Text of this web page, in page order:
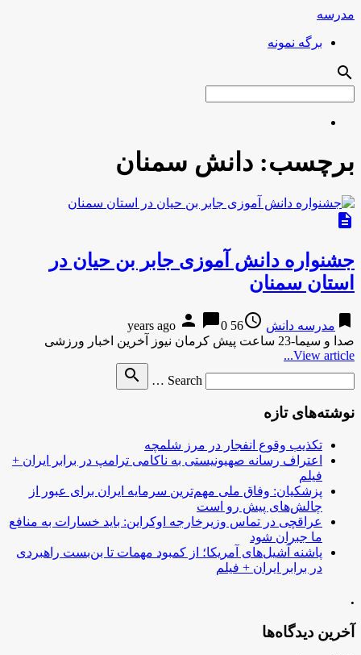
مدرسه
برگه نمونه
search
برچسب: دانش سمنان
description
جشنواره دانش آموزی جابر بن حیان در
استان سمنان
bookmark مدرسه دانش access_time
56 years ago
person chat_bubble0
صدا و سیما-23 ساعت پیش کرمان نیوز آخرین اخبار ورزشی
View article...
Search …
search
نوشته‌های تازه
تکذیب وقوع انفجار در مرز شلمچه
اعتراف رسانه صهیونیستی به ناکامی ترامپ در برابر ایران +
فیلم
پزشکیان: وفاق ملی مهم‌ترین سرمایه ایران برای عبور از
چالش‌های پیش رو است
عراقچی در تماس وزیرخارجه اوکراین: باید خسارات به منافع
ما جبران شود
پاشنه آشیل‌های آمریکا؛ از کمبود مهمات تا بن‌بست راهبردی
در برابر ایران + فیلم
.
آخرین دیدگاه‌ها